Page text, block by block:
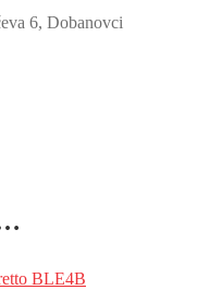
6, Dobanovci